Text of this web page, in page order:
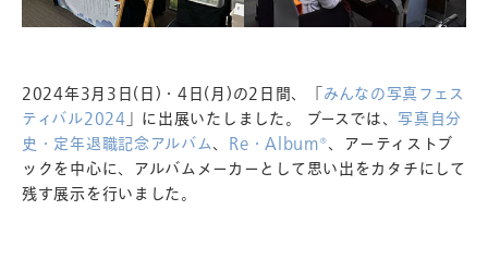
2024年3月3日(日)・4日(月)の2日間、「みんなの写真フェス
ティバル2024 」に出展いたしました。 ブースでは、写真自分
史・定年退職記念アルバム、 Re・Album®、アーティストブ
ックを中心に、アルバムメーカーとして思い出をカタチにして
残す展示を行いました。